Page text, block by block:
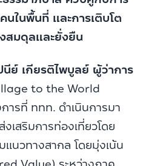
ในพื้นที่ และการเติบโต
สมดุลและยั่งยืน
รติไพบูลย์ ผู้ว่าการ
to the World
ารที่ ททท. ดำเนินการมา
เสริมการท่องเที่ยวโดย
แนวทางสากล โดยมุ่งเน้น